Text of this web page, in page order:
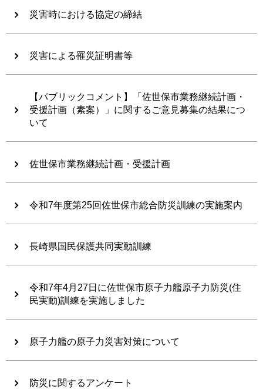
災害時における協定の締結
災害による罹災証明書等
【パブリックコメント】「佐世保市業務継続計画・
受援計画（素案）」に関するご意見募集の結果につ
いて
佐世保市業務継続計画・受援計画
令和7年度第25回佐世保市総合防災訓練の実施案内
長崎県国民保護共同実動訓練
令和7年4月27日に佐世保市原子力艦原子力防災(住
民実動)訓練を実施しました
原子力艦の原子力災害対策について
防災に関するアンケート